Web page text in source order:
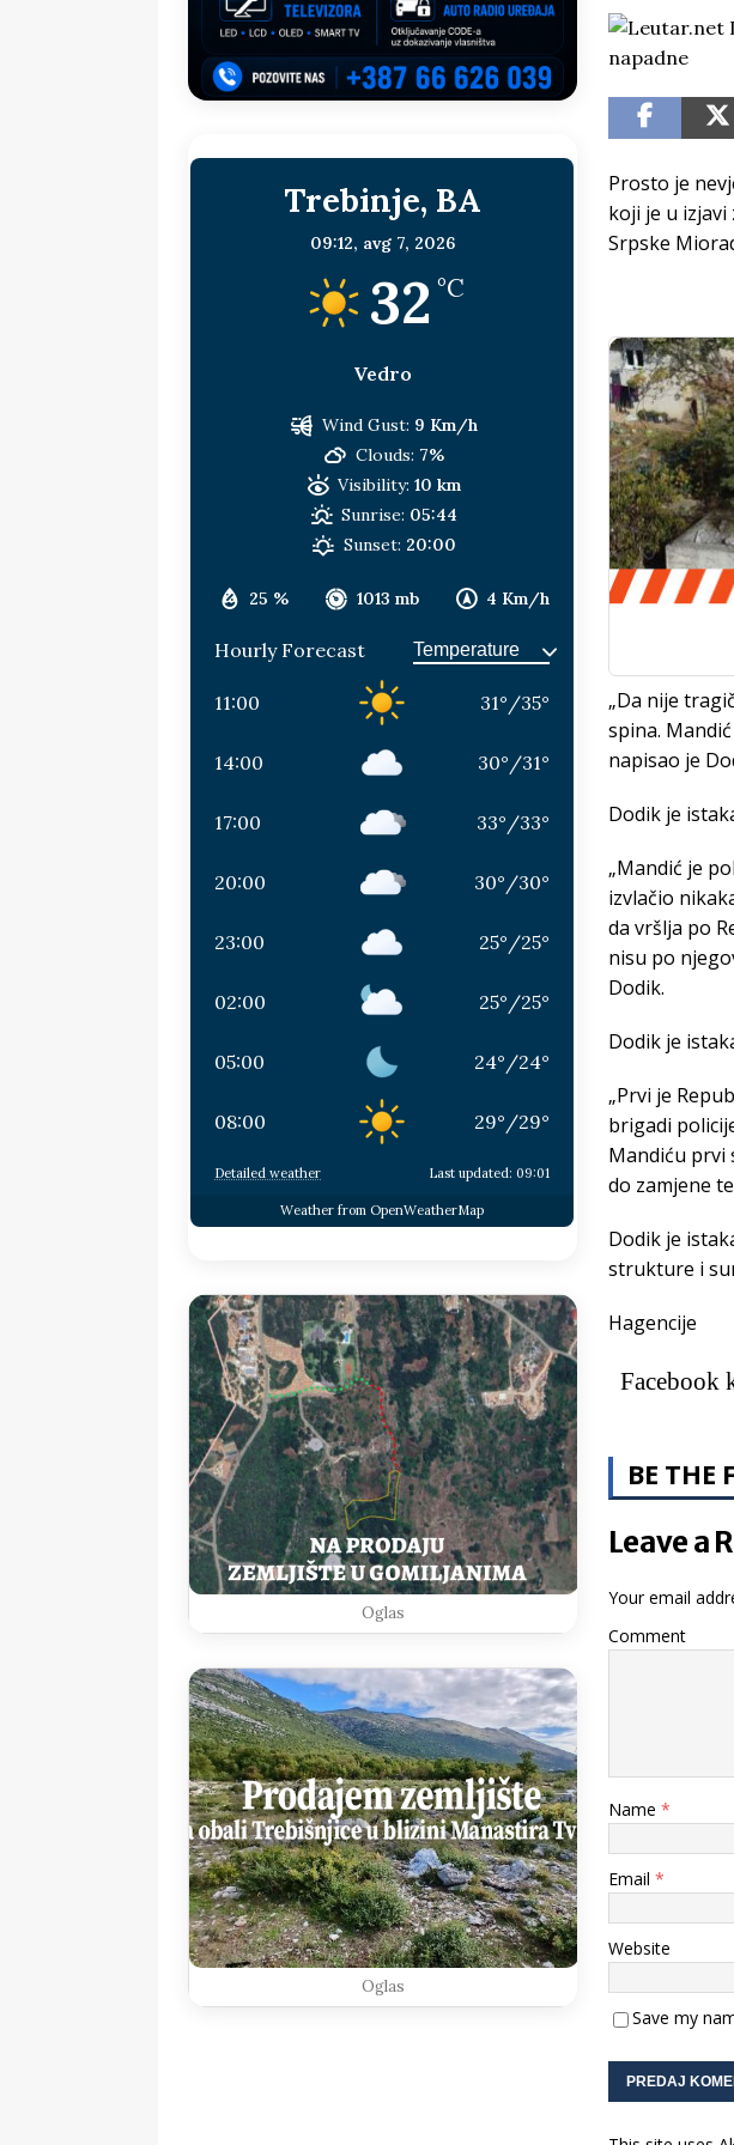
sljedeća meta!? BOSNA I HERCEGOVINA
[ 14. jul 2026. ] Budimiru je jako žao! REPUBLIKA SRPSKA
Dodik i Vučić nisu u sukobu, pogotovo nisu zbog
[ 11. jul 2026. ] Ako se povučemo i sve im prepustimo, ostaće
HERCEGOVINA
[ 9. jul 2026. ] RTRS-u blokirani svi računi REPUBLIKA
[ 30. jul 2026. ] Uhapšen bivši gradonačelnik Splita, Željko Kerum
Prosto je
koji je u izjavi
Srpske
„Da nije
spina.
napisao je
Dodik je
„Mandić je
izvlačio
da vršlja po
nisu po
Dodik.
Dodik je
„Prvi je
brigadi
Mandiću prvi
do zamjene
Dodik je
strukture i
Hagencije
Facebook
BE THE
Leave a
Your email
Comment
Name *
Email *
Website
Save my
Trebinje, BA
09:12, avg 7, 2026
32 °C
Vedro
25 % 1013 mb 4 Km/h
Wind Gust: 9 Km/h
Clouds: 7%
Visibility: 10 km
Sunrise: 05:44
Sunset: 20:00
Hourly Forecast
11:00 31° /35°
14:00 30° /31°
17:00 33° /33°
20:00 30° /30°
23:00 25° /25°
02:00 25° /25°
05:00 24° /24°
08:00 29° /29°
Detailed weather Last updated: 09:01
Weather from OpenWeatherMap
Oglas
Oglas